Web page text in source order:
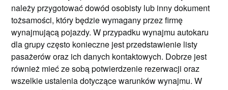
należy przygotować dowód osobisty lub inny dokument
tożsamości, który będzie wymagany przez firmę
wynajmującą pojazdy. W przypadku wynajmu autokaru
dla grupy często konieczne jest przedstawienie listy
pasażerów oraz ich danych kontaktowych. Dobrze jest
również mieć ze sobą potwierdzenie rezerwacji oraz
wszelkie ustalenia dotyczące warunków wynajmu. W